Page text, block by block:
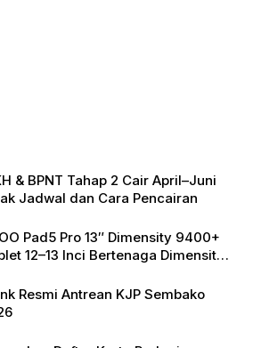
& BPNT Tahap 2 Cair April–Juni
Jadwal dan Cara Pencairan
Pad5 Pro 13″ Dimensity 9400+
12–13 Inci Bertenaga Dimensity
Resmi Antrean KJP Sembako